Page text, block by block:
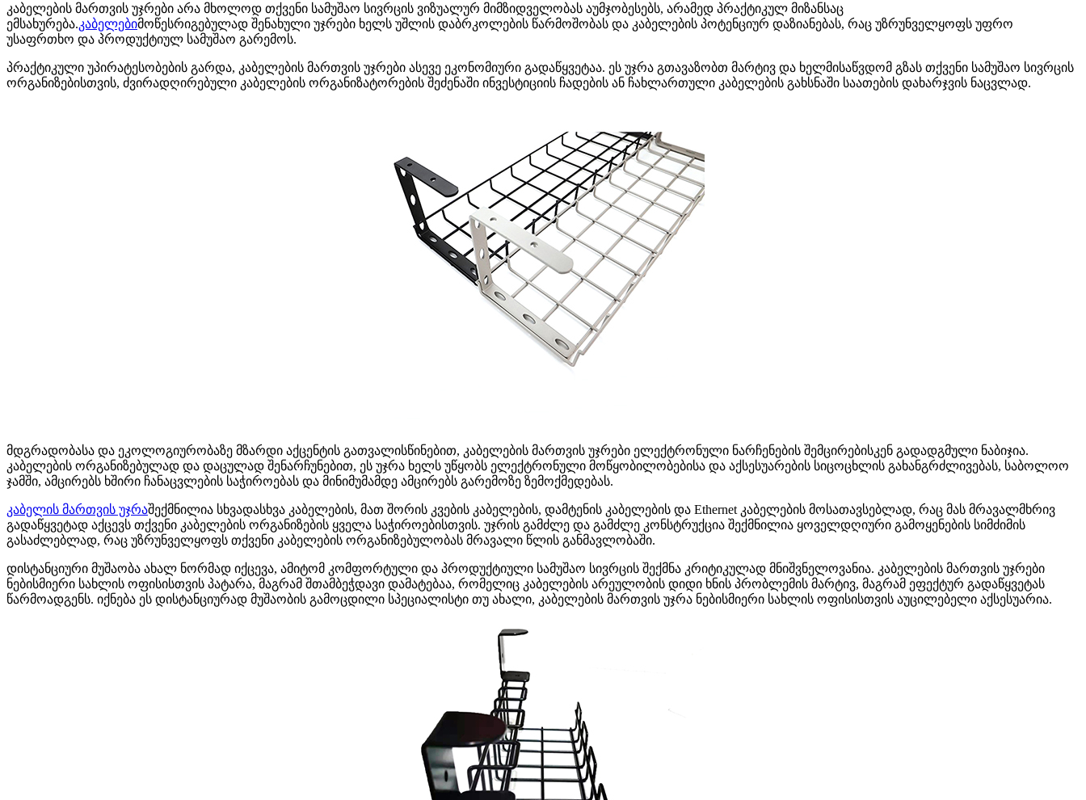
კაბელების მართვის უჯრები არა მხოლოდ თქვენი სამუშაო სივრცის ვიზუალურ მიმზიდველობას აუმჯობესებს, არამედ პრაქტიკულ მიზანსაც
ემსახურება.კაბელებიმოწესრიგებულად შენახული უჯრები ხელს უშლის დაბრკოლების წარმოშობას და კაბელების პოტენციურ დაზიანებას, რაც უზრუნველყოფს უფრო
უსაფრთხო და პროდუქტიულ სამუშაო გარემოს.
პრაქტიკული უპირატესობების გარდა, კაბელების მართვის უჯრები ასევე ეკონომიური გადაწყვეტაა. ეს უჯრა გთავაზობთ მარტივ და ხელმისაწვდომ გზას თქვენი სამუშაო სივრცის
ორგანიზებისთვის, ძვირადღირებული კაბელების ორგანიზატორების შეძენაში ინვესტიციის ჩადების ან ჩახლართული კაბელების გახსნაში საათების დახარჯვის ნაცვლად.
მდგრადობასა და ეკოლოგიურობაზე მზარდი აქცენტის გათვალისწინებით, კაბელების მართვის უჯრები ელექტრონული ნარჩენების შემცირებისკენ გადადგმული ნაბიჯია.
კაბელების ორგანიზებულად და დაცულად შენარჩუნებით, ეს უჯრა ხელს უწყობს ელექტრონული მოწყობილობებისა და აქსესუარების სიცოცხლის გახანგრძლივებას, საბოლოო
ჯამში, ამცირებს ხშირი ჩანაცვლების საჭიროებას და მინიმუმამდე ამცირებს გარემოზე ზემოქმედებას.
კაბელის მართვის უჯრაშექმნილია სხვადასხვა კაბელების, მათ შორის კვების კაბელების, დამტენის კაბელების და Ethernet კაბელების მოსათავსებლად, რაც მას მრავალმხრივ
გადაწყვეტად აქცევს თქვენი კაბელების ორგანიზების ყველა საჭიროებისთვის. უჯრის გამძლე და გამძლე კონსტრუქცია შექმნილია ყოველდღიური გამოყენების სიმძიმის
გასაძლებლად, რაც უზრუნველყოფს თქვენი კაბელების ორგანიზებულობას მრავალი წლის განმავლობაში.
დისტანციური მუშაობა ახალ ნორმად იქცევა, ამიტომ კომფორტული და პროდუქტიული სამუშაო სივრცის შექმნა კრიტიკულად მნიშვნელოვანია. კაბელების მართვის უჯრები
ნებისმიერი სახლის ოფისისთვის პატარა, მაგრამ შთამბეჭდავი დამატებაა, რომელიც კაბელების არეულობის დიდი ხნის პრობლემის მარტივ, მაგრამ ეფექტურ გადაწყვეტას
წარმოადგენს. იქნება ეს დისტანციურად მუშაობის გამოცდილი სპეციალისტი თუ ახალი, კაბელების მართვის უჯრა ნებისმიერი სახლის ოფისისთვის აუცილებელი აქსესუარია.